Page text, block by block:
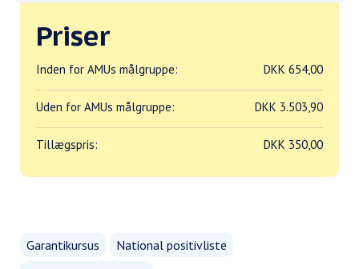
Priser
Inden for AMUs målgruppe: DKK 654,00
Uden for AMUs målgruppe: DKK 3.503,90
Tillægspris: DKK 350,00
Garantikursus
National positivliste